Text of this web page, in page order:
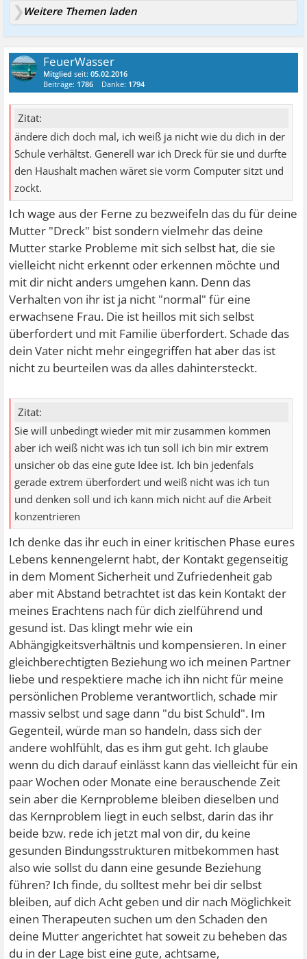
Weitere Themen laden
FeuerWasser
Mitglied seit:05.02.2016
Beiträge: 1786 Danke: 1794
Zitat:
ändere dich doch mal, ich weiß ja nicht wie du dich in der
Schule verhältst. Generell war ich Dreck für sie und durfte
den Haushalt machen wäret sie vorm Computer sitzt und
zockt.
Ich wage aus der Ferne zu bezweifeln das du für deine
Mutter "Dreck" bist sondern vielmehr das deine
Mutter starke Probleme mit sich selbst hat, die sie
vielleicht nicht erkennt oder erkennen möchte und
mit dir nicht anders umgehen kann. Denn das
Verhalten von ihr ist ja nicht "normal" für eine
erwachsene Frau. Die ist heillos mit sich selbst
überfordert und mit Familie überfordert. Schade das
dein Vater nicht mehr eingegriffen hat aber das ist
nicht zu beurteilen was da alles dahintersteckt.
Zitat:
Sie will unbedingt wieder mit mir zusammen kommen
aber ich weiß nicht was ich tun soll ich bin mir extrem
unsicher ob das eine gute Idee ist. Ich bin jedenfals
gerade extrem überfordert und weiß nicht was ich tun
und denken soll und ich kann mich nicht auf die Arbeit
konzentrieren
Ich denke das ihr euch in einer kritischen Phase eures
Lebens kennengelernt habt, der Kontakt gegenseitig
in dem Moment Sicherheit und Zufriedenheit gab
aber mit Abstand betrachtet ist das kein Kontakt der
meines Erachtens nach für dich zielführend und
gesund ist. Das klingt mehr wie ein
Abhängigkeitsverhältnis und kompensieren. In einer
gleichberechtigten Beziehung wo ich meinen Partner
liebe und respektiere mache ich ihn nicht für meine
persönlichen Probleme verantwortlich, schade mir
massiv selbst und sage dann "du bist Schuld". Im
Gegenteil, würde man so handeln, dass sich der
andere wohlfühlt, das es ihm gut geht. Ich glaube
wenn du dich darauf einlässt kann das vielleicht für ein
paar Wochen oder Monate eine berauschende Zeit
sein aber die Kernprobleme bleiben dieselben und
das Kernproblem liegt in euch selbst, darin das ihr
beide bzw. rede ich jetzt mal von dir, du keine
gesunden Bindungsstrukturen mitbekommen hast
also wie sollst du dann eine gesunde Beziehung
führen? Ich finde, du solltest mehr bei dir selbst
bleiben, auf dich Acht geben und dir nach Möglichkeit
einen Therapeuten suchen um den Schaden den
deine Mutter angerichtet hat soweit zu beheben das
du in der Lage bist eine gute, achtsame,